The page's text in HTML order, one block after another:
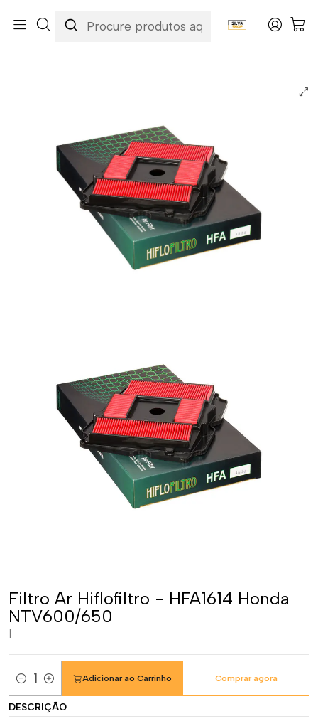
Manutenção & Consumíveis
Filtros Filtros Ar
Hiflofiltro
Filtro Ar Hiflofiltro - HFA1614 Honda NTV600/650
Filtro Ar Hiflofiltro - HFA1614 Honda
NTV600/650
Quantidade
Adicionar ao Carrinho Comprar agora
DESCRIÇÃO